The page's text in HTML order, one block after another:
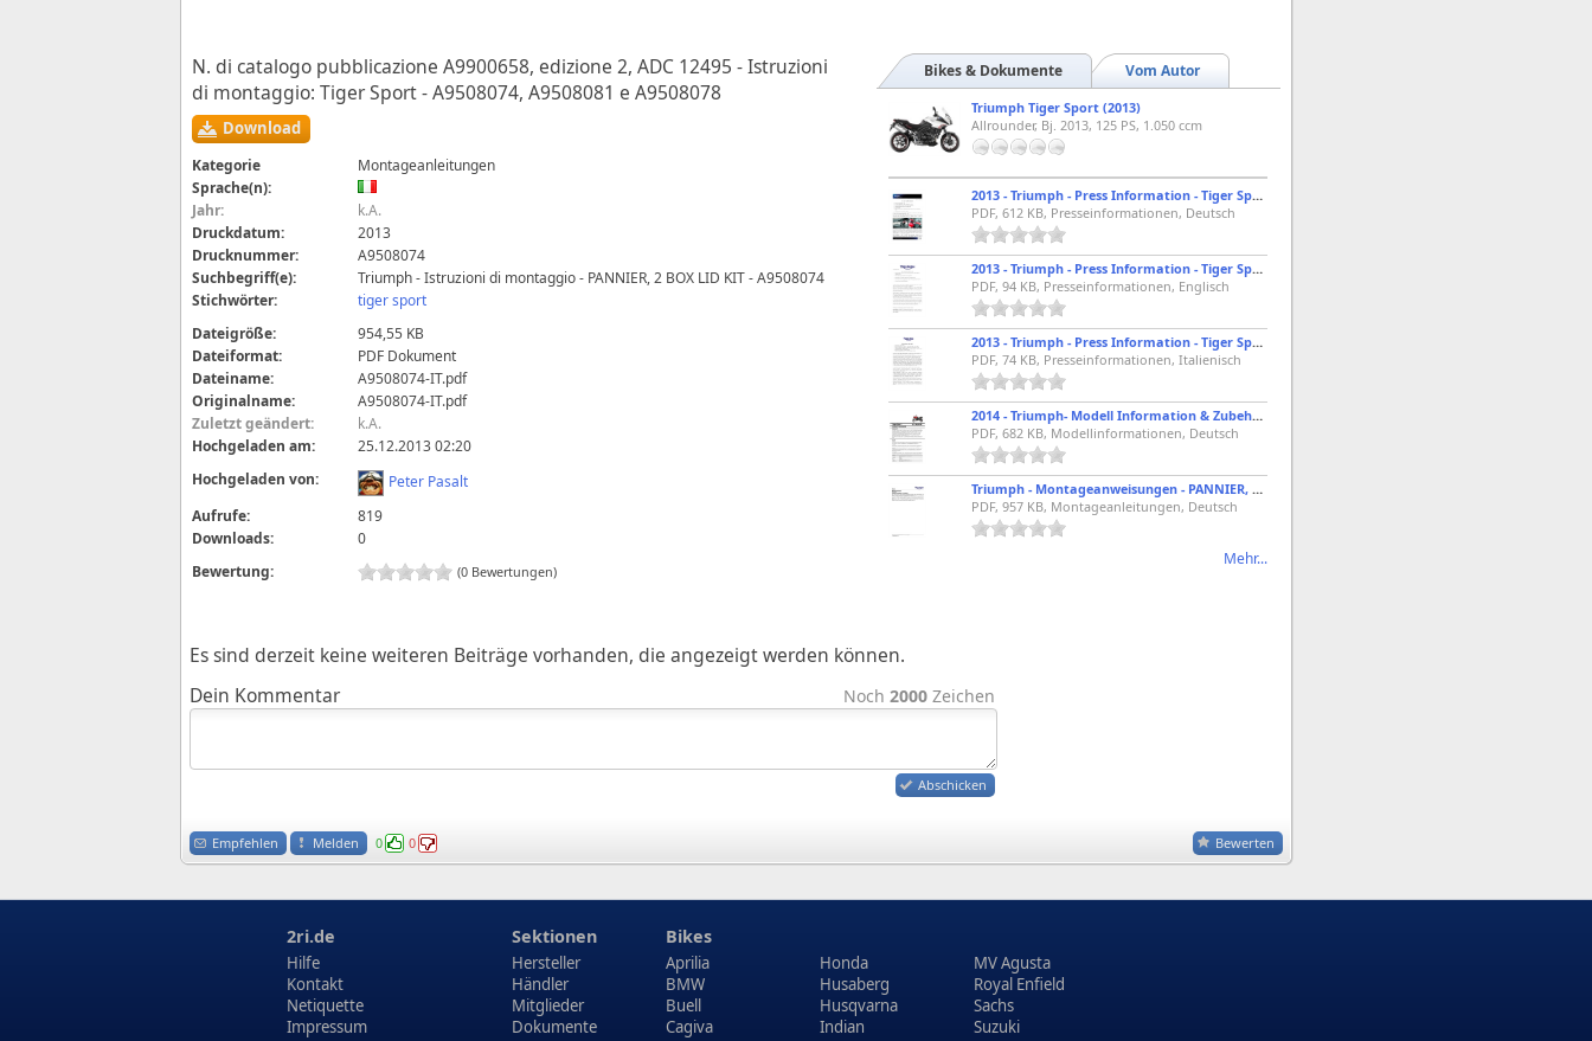
N. di catalogo pubblicazione A9900658, edizione 2, ADC 12495 - Istruzioni
di montaggio: Tiger Sport - A9508074, A9508081 e A9508078
Download
Kategorie
Montageanleitungen
Sprache(n):
Jahr:
k.A.
Druckdatum:
2013
Drucknummer:
A9508074
Suchbegriff(e):
Triumph - Istruzioni di montaggio - PANNIER, 2 BOX LID KIT - A9508074
Stichwörter:
tiger sport
Dateigröße:
954,55 KB
Dateiformat:
PDF Dokument
Dateiname:
A9508074-IT.pdf
Originalname:
A9508074-IT.pdf
Zuletzt geändert:
k.A.
Hochgeladen am:
25.12.2013 02:20
Hochgeladen von:
Peter Pasalt
Aufrufe:
819
Downloads:
0
Bewertung:
(0 Bewertungen)
Vom Autor
Bikes & Dokumente
Triumph Tiger Sport (2013)
Allrounder, Bj. 2013, 125 PS, 1.050 ccm
2013 - Triumph - Press Information - Tiger Sport
PDF, 612 KB, Presseinformationen, Deutsch
2013 - Triumph - Press Information - Tiger Sport
PDF, 94 KB, Presseinformationen, Englisch
2013 - Triumph - Press Information - Tiger Sport
PDF, 74 KB, Presseinformationen, Italienisch
2014 - Triumph- Modell Information & Zubehörliste - Tiger Sport 1050
PDF, 682 KB, Modellinformationen, Deutsch
Triumph - Montageanweisungen - PANNIER, 2 BOX LID KIT - A9508074
PDF, 957 KB, Montageanleitungen, Deutsch
Mehr...
Es sind derzeit keine weiteren Beiträge vorhanden, die angezeigt werden können.
Noch 2000 Zeichen
Dein Kommentar
Abschicken
Bewerten
Empfehlen Melden 0 0
2ri.de
Hilfe
Kontakt
Netiquette
Impressum
Sektionen
Hersteller
Händler
Mitglieder
Dokumente
Bikes
Aprilia
BMW
Buell
Cagiva
Honda
Husaberg
Husqvarna
Indian
MV Agusta
Royal Enfield
Sachs
Suzuki